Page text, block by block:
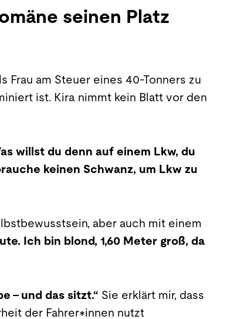
seinen Platz
Frau am Steuer eines 40-Tonners zu
ist. Kira nimmt kein Blatt vor den
willst du denn auf einem Lkw, du
keinen Schwanz, um Lkw zu
aber auch mit einem
Ich bin blond, 1,60 Meter groß, da
– und das sitzt.“ Sie erklärt mir, dass
der Fahrer*innen nutzt